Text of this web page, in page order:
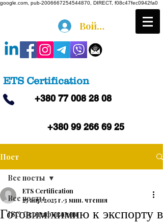
google.com, pub-2006667254544870, DIRECT, f08c47fec0942fa0
Войти
ETS Certification
+380 77 008 28 08
+380 99 266 69 25
Пост
Все посты
ISO Сертификация
Все посты
Готовим химию к экспорту в
ETS Certification
25 апр. 2025 г.3 мин. чтения